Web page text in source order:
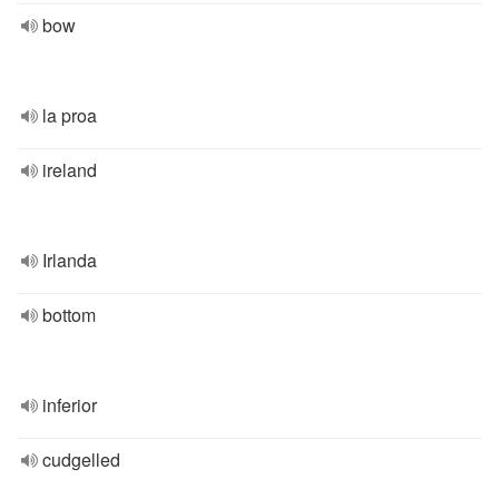
bow
la proa
ireland
Irlanda
bottom
inferior
cudgelled